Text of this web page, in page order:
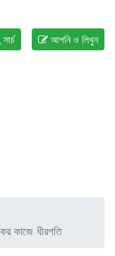
আপনি ও লিখুন
সার্চ
কাজে ধীরগতি